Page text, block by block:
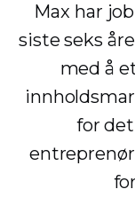
Max har
siste seks
med å
for